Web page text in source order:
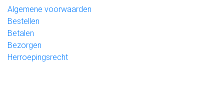
Algemene voorwaarden
Bestellen
Betalen
Bezorgen
Herroepingsrecht